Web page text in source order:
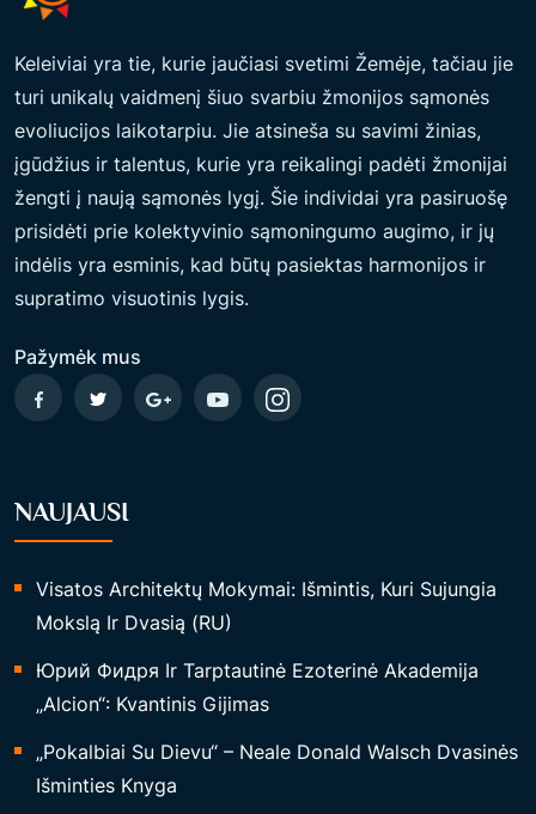
Keleiviai yra tie, kurie jaučiasi svetimi Žemėje, tačiau jie
turi unikalų vaidmenį šiuo svarbiu žmonijos sąmonės
evoliucijos laikotarpiu. Jie atsineša su savimi žinias,
įgūdžius ir talentus, kurie yra reikalingi padėti žmonijai
žengti į naują sąmonės lygį. Šie individai yra pasiruošę
prisidėti prie kolektyvinio sąmoningumo augimo, ir jų
indėlis yra esminis, kad būtų pasiektas harmonijos ir
supratimo visuotinis lygis.
Pažymėk mus
NAUJAUSI
Visatos Architektų Mokymai: Išmintis, Kuri Sujungia
Mokslą Ir Dvasią (RU)
Юрий Фидря Ir Tarptautinė Ezoterinė Akademija
„Alcion“: Kvantinis Gijimas
„Pokalbiai Su Dievu“ – Neale Donald Walsch Dvasinės
Išminties Knyga